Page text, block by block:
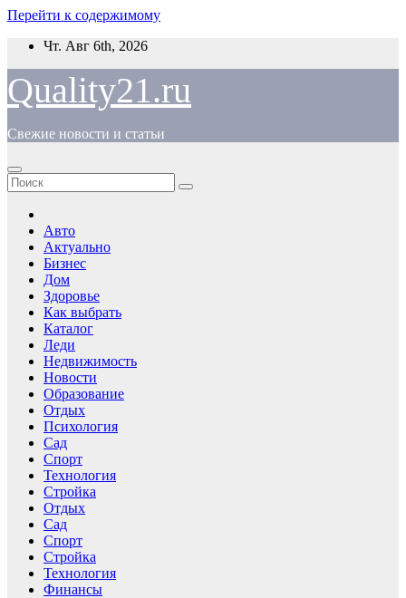
Перейти к содержимому
Чт. Авг 6th, 2026
Quality21.ru
Свежие новости и статьи
Авто
Актуально
Бизнес
Дом
Здоровье
Как выбрать
Каталог
Леди
Недвижимость
Новости
Образование
Отдых
Психология
Сад
Спорт
Технология
Стройка
Отдых
Сад
Спорт
Стройка
Технология
Финансы